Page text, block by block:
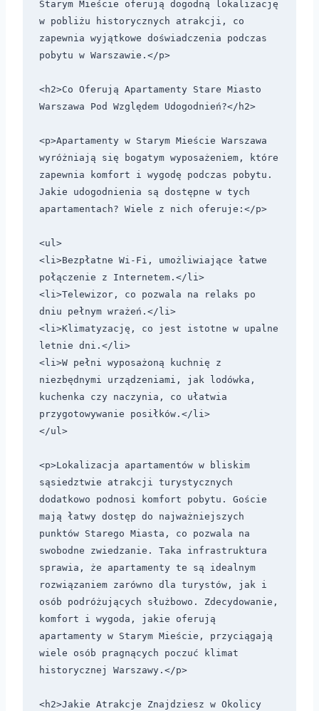
Starym Mieście oferują dogodną lokalizację
w pobliżu historycznych atrakcji, co
zapewnia wyjątkowe doświadczenia podczas
pobytu w Warszawie.</p>
<h2>Co Oferują Apartamenty Stare Miasto
Warszawa Pod Względem Udogodnień?</h2>
<p>Apartamenty w Starym Mieście Warszawa
wyróżniają się bogatym wyposażeniem, które
zapewnia komfort i wygodę podczas pobytu.
Jakie udogodnienia są dostępne w tych
apartamentach? Wiele z nich oferuje:</p>
<ul>
<li>Bezpłatne Wi-Fi, umożliwiające łatwe
połączenie z Internetem.</li>
<li>Telewizor, co pozwala na relaks po
dniu pełnym wrażeń.</li>
<li>Klimatyzację, co jest istotne w upalne
letnie dni.</li>
<li>W pełni wyposażoną kuchnię z
niezbędnymi urządzeniami, jak lodówka,
kuchenka czy naczynia, co ułatwia
przygotowywanie posiłków.</li>
</ul>
<p>Lokalizacja apartamentów w bliskim
sąsiedztwie atrakcji turystycznych
dodatkowo podnosi komfort pobytu. Goście
mają łatwy dostęp do najważniejszych
punktów Starego Miasta, co pozwala na
swobodne zwiedzanie. Taka infrastruktura
sprawia, że apartamenty te są idealnym
rozwiązaniem zarówno dla turystów, jak i
osób podróżujących służbowo. Zdecydowanie,
komfort i wygoda, jakie oferują
apartamenty w Starym Mieście, przyciągają
wiele osób pragnących poczuć klimat
historycznej Warszawy.</p>
<h2>Jakie Atrakcje Znajdziesz w Okolicy